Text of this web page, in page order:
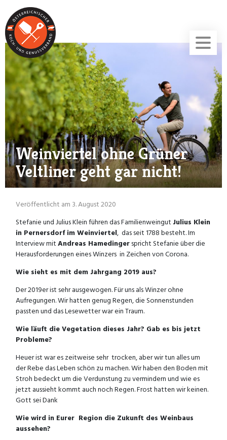
Weinviertel ohne Grüner
Veltliner geht gar nicht!
Veröffentlicht am 3. August 2020
Stefanie und Julius Klein führen das Familienweingut Julius Klein
in Pernersdorf im Weinviertel, das seit 1788 besteht. Im
Interview mitAndreas Hamedingerspricht Stefanie über die
Herausforderungen eines Winzers in Zeichen von Corona.
Wie sieht es mit dem Jahrgang 2019 aus?
Der 2019er ist sehr ausgewogen. Für uns als Winzer ohne
Aufregungen. Wir hatten genug Regen, die Sonnenstunden
passten und das Lesewetter war ein Traum.
Wie läuft die Vegetation dieses Jahr? Gab es bis jetzt
Probleme?
Heuer ist war es zeitweise sehr trocken, aber wir tun alles um
der Rebe das Leben schön zu machen. Wir haben den Boden mit
Stroh bedeckt um die Verdunstung zu vermindern und wie es
jetzt aussieht kommt auch noch Regen. Frost hatten wir keinen.
Gott sei Dank
Wie wird in Eurer Region die Zukunft des Weinbaus
aussehen?